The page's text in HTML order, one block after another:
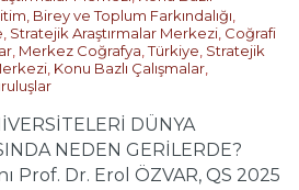
Birey ve Toplum Farkındalığı
Stratejik Araştırmalar Merkezi Coğrafi
Merkez Coğrafya ,Türkiye Stratejik
Konu Bazlı Çalışmalar
DÜNYA
NEDEN GERİLERDE?
Prof. Dr. Erol ÖZVAR, QS 2025